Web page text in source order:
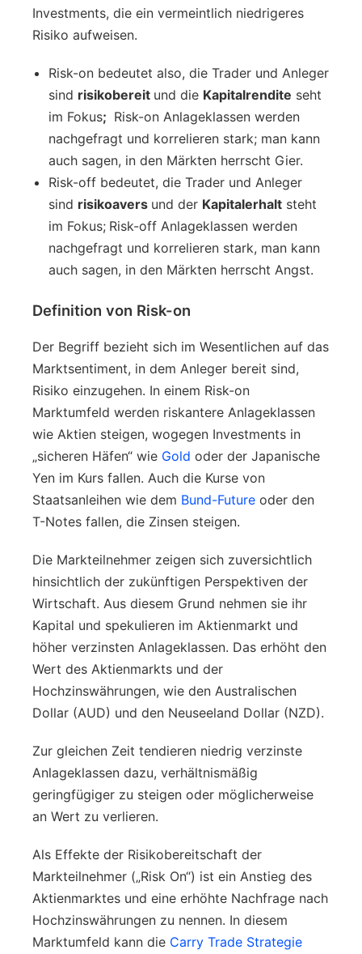
Investments, die ein vermeintlich niedrigeres
Risiko aufweisen.
Risk-on bedeutet also, die Trader und Anleger
sind risikobereit und die Kapitalrendite seht
im Fokus; Risk-on Anlageklassen werden
nachgefragt und korrelieren stark; man kann
auch sagen, in den Märkten herrscht Gier.
Risk-off bedeutet, die Trader und Anleger
sind risikoavers und der Kapitalerhalt steht
im Fokus; Risk-off Anlageklassen werden
nachgefragt und korrelieren stark, man kann
auch sagen, in den Märkten herrscht Angst.
Definition von Risk-on
Der Begriff bezieht sich im Wesentlichen auf das
Marktsentiment, in dem Anleger bereit sind,
Risiko einzugehen. In einem Risk-on
Marktumfeld werden riskantere Anlageklassen
wie Aktien steigen, wogegen Investments in
„sicheren Häfen“ wie Gold oder der Japanische
Yen im Kurs fallen. Auch die Kurse von
Staatsanleihen wie dem Bund-Future oder den
T-Notes fallen, die Zinsen steigen.
Die Markteilnehmer zeigen sich zuversichtlich
hinsichtlich der zukünftigen Perspektiven der
Wirtschaft. Aus diesem Grund nehmen sie ihr
Kapital und spekulieren im Aktienmarkt und
höher verzinsten Anlageklassen. Das erhöht den
Wert des Aktienmarkts und der
Hochzinswährungen, wie den Australischen
Dollar (AUD) und den Neuseeland Dollar (NZD).
Zur gleichen Zeit tendieren niedrig verzinste
Anlageklassen dazu, verhältnismäßig
geringfügiger zu steigen oder möglicherweise
an Wert zu verlieren.
Als Effekte der Risikobereitschaft der
Markteilnehmer („Risk On“) ist ein Anstieg des
Aktienmarktes und eine erhöhte Nachfrage nach
Hochzinswährungen zu nennen. In diesem
Marktumfeld kann die Carry Trade Strategie